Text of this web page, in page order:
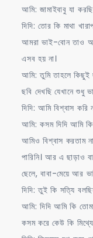
আমি: জামাইবাবু যা
দিদি: তোর কি মাথা
আমরা ভাই-বোন তাও
এসব হয় না।
আমি: তুমি তাহলে
ছবি দেখছি যেখানে
দিদি: আমি বিশ্বাস করি
আমি: কসম দিদি আমি
আমিও বিশ্বাস করতাম
পারিনি। আর এ ছাড়াও
ছেলে, বাবা-মেয়ে আর
দিদি: তুই কি সত্যি
আমি: দিদি আমি কি
কসম করে কেউ কি